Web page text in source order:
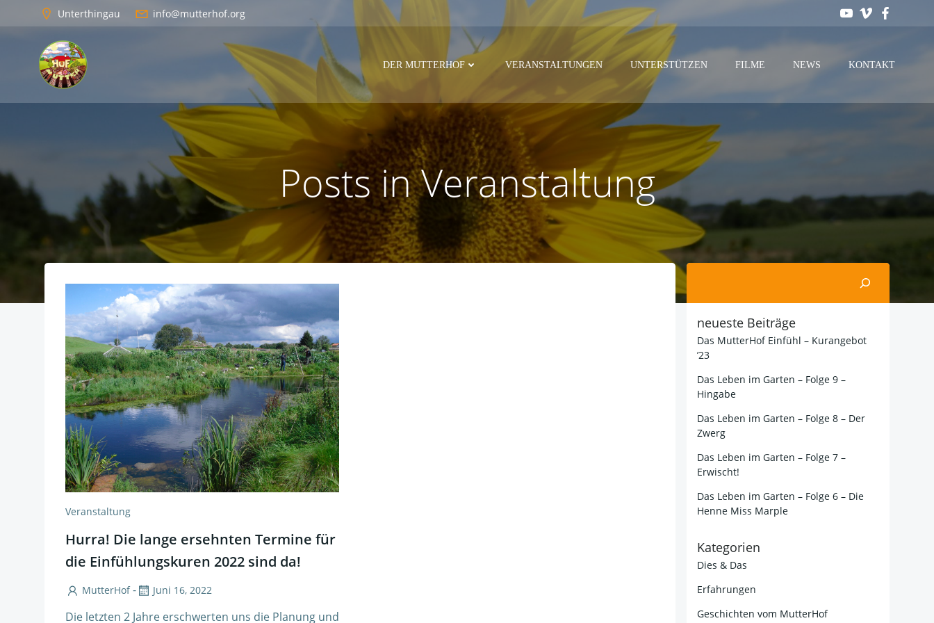
Inhalt
Unterthingau info@mutterhof.org
DER MUTTERHOF VERANSTALTUNGEN UNTERSTÜTZEN FILME NEWS KONTAKT
Posts in Veranstaltung
Veranstaltung
Hurra! Die lange ersehnten Termine für
die Einfühlungskuren 2022 sind da!
MutterHof - Juni 16, 2022
Die letzten 2 Jahre erschwerten uns die Planung und
Suchen
neueste Beiträge
Das MutterHof Einfühl – Kurangebot
’23
Das Leben im Garten – Folge 9 –
Hingabe
Das Leben im Garten – Folge 8 – Der
Zwerg
Das Leben im Garten – Folge 7 –
Erwischt!
Das Leben im Garten – Folge 6 – Die
Henne Miss Marple
Kategorien
Dies & Das
Erfahrungen
Geschichten vom MutterHof